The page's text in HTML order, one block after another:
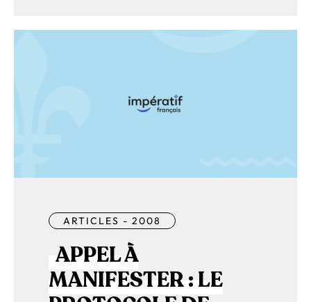
ARTICLES - 2008
APPEL À
MANIFESTER : LE